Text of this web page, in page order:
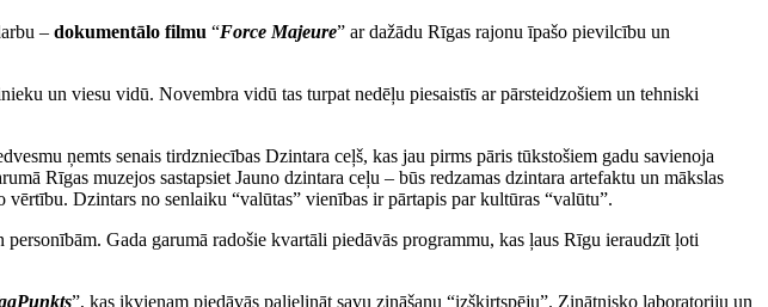
– dokumentālo filmu “Force Majeure” ar dažādu Rīgas rajonu īpašo pievilcību un
un viesu vidū. Novembra vidū tas turpat nedēļu piesaistīs ar pārsteidzošiem un tehniski
ņemts senais tirdzniecības Dzintara ceļš, kas jau pirms pāris tūkstošiem gadu savienoja
Rīgas muzejos sastapsiet Jauno dzintara ceļu – būs redzamas dzintara artefaktu un mākslas
Dzintars no senlaiku “valūtas” vienības ir pārtapis par kultūras “valūtu”.
Gada garumā radošie kvartāli piedāvās programmu, kas ļaus Rīgu ieraudzīt ļoti
”, kas ikvienam piedāvās palielināt savu zināšanu “izšķirtspēju”. Zinātnisko laboratoriju un